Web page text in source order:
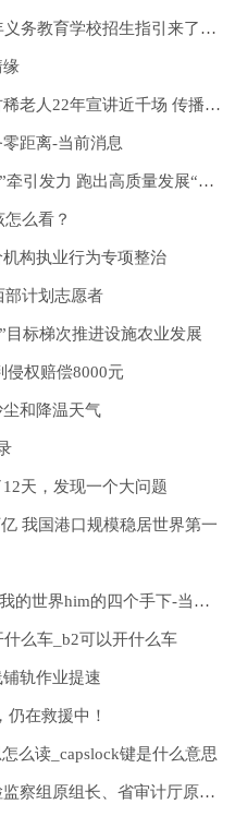
5 月 19 日起报名！中山 2023 年义务教育学校招生指引来了！|看点
缘
天天新资讯：秦皇岛海港区：古稀老人22年宣讲近千场 传播党的好声音
距离-当前消息
焦点热讯:寿阳：五个“一号工程”牵引发力 跑出高质量发展“加速度”
么看？
构执业行为专项整治
部计划志愿者
目标梯次推进设施农业发展
侵权赔偿8000元
和降温天气
天，发现一个大问题
我国港口规模稳居世界第一
我的世界him的四个手下的null_我的世界him的四个手下-当前热门
么车_b2可以开什么车
轨作业提速
在救援中！
么读_capslock键是什么意思
湖南省纪委监委驻省审计厅纪检监察组原组长、省审计厅原党组成员包昌林受贿案一审宣判-全球焦点